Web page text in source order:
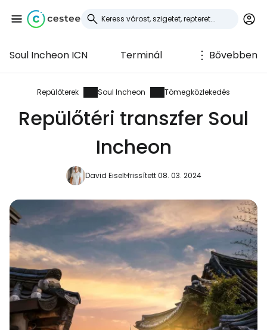
Soul Incheon ICN Terminál Bővebben
Repülőterek Soul Incheon Tömegközlekedés
Repülőtéri transzfer Soul
Incheon
David Eiseltfrissített 08. 03. 2024
Bejelentkezés a
Cestee-be
... az utazási közösség világszerte
Folytatás a Facebookkal
Folytassa e-mailben